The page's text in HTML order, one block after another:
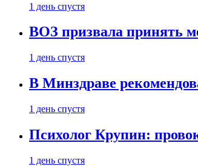
1 день спустя
ВОЗ призвала принять
1 день спустя
В Минздраве
1 день спустя
Психолог Крупин:
1 день спустя